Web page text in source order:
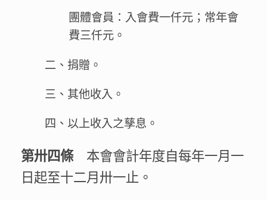
團體會員：入會費一仟元；常年會
費三仟元。
二、捐贈。
三、其他收入。
四、以上收入之孳息。
第卅四條本會會計年度自每年一月一
日起至十二月卅一止。